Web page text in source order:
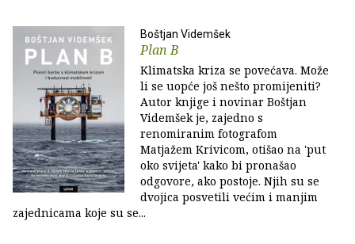
Boštjan Videmšek
Plan B
Klimatska kriza se povećava. Može
li se uopće još nešto promijeniti?
Autor knjige i novinar Boštjan
Videmšek je, zajedno s
renomiranim fotografom
Matjažem Krivicom, otišao na 'put
oko svijeta' kako bi pronašao
odgovore, ako postoje. Njih su se
dvojica posvetili većim i manjim
zajednicama koje su se...